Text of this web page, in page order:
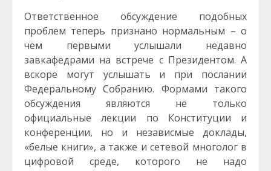
Ответственное обсуждение подобных
проблем теперь признано нормальным – о
чём первыми услышали недавно
завкафедрами на встрече с Президентом. А
вскоре могут услышать и при послании
Федеральному Собранию. Формами такого
обсуждения являются не только
официальные лекции по Конституции и
конференции, но и независмые доклады,
«белые книги», а также и сетевой многолог в
цифровой среде, которого не надо